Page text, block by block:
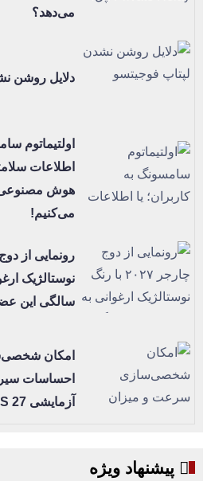
می‌دهد؟
دلایل روشن
اولتیماتوم
اطلاعات
هوش مصنوعی
می‌کنیم!
سالگی این
امکان
احساسات
آزمایشی iOS 27 فراهم شد
پیشنهاد ویژه